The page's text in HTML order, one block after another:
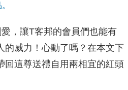
，讓T客邦的會員們也能有
的威力！心動了嗎？在本文下
回這尊送禮自用兩相宜的紅頭